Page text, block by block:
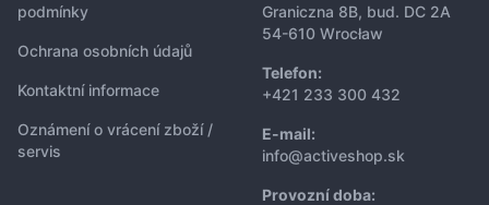
podmínky
Ochrana osobních údajů
Kontaktní informace
Oznámení o vrácení zboží /
servis
Graniczna 8B, bud. DC 2A
54-610 Wrocław
Telefon:
+421 233 300 432
E-mail:
info@activeshop.sk
Provozní doba: